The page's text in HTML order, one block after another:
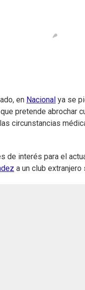
en Nacional ya se
pretende abrochar
circunstancias
de interés para el
a un club